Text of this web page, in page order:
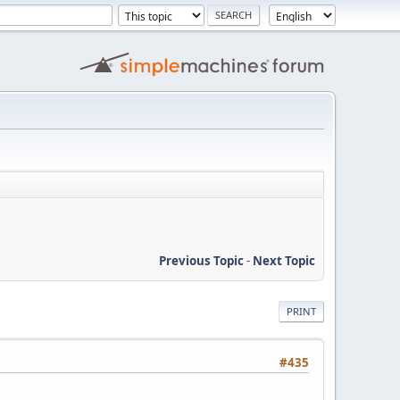
Previous Topic- Next Topic
PRINT
#435